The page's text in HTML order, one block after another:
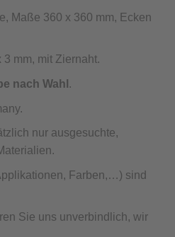
, Maße 360 x 360 mm, Ecken
mm, mit Ziernaht.
nach Wahl .
nur ausgesuchte,
Farben,…) sind
Sie uns unverbindlich, wir